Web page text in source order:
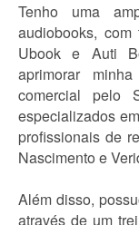
Tenho uma
audiobooks,
Ubook e Auti
aprimorar
comercial pelo
especializados
profissionais de
Nascimento e
Além disso,
através de um